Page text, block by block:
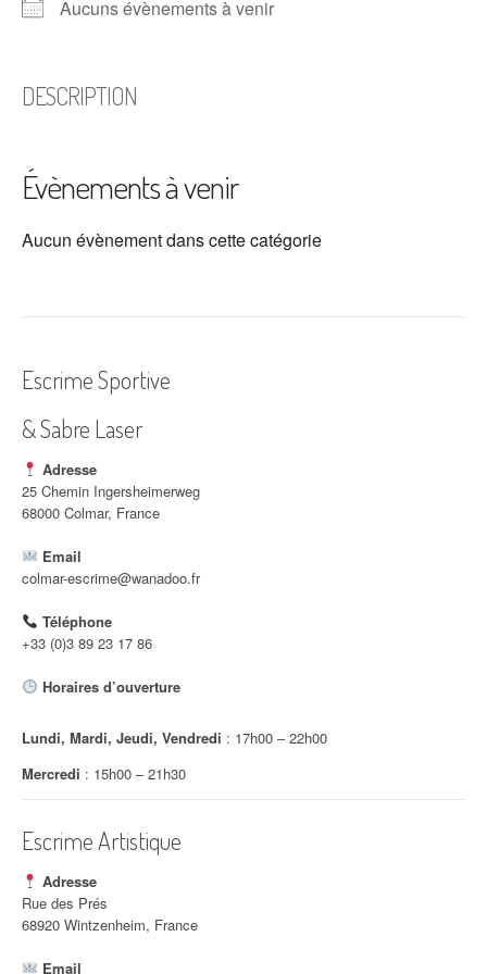
Aucuns évènements à venir
DESCRIPTION
Évènements à venir
Aucun évènement dans cette catégorie
Escrime Sportive
& Sabre Laser
Adresse
25 Chemin Ingersheimerweg
68000 Colmar, France
Email
colmar-escrime@wanadoo.fr
Téléphone
+33 (0)3 89 23 17 86
Horaires d’ouverture
Lundi, Mardi, Jeudi, Vendredi : 17h00 – 22h00
Mercredi : 15h00 – 21h30
Escrime Artistique
Adresse
Rue des Prés
68920 Wintzenheim, France
Email